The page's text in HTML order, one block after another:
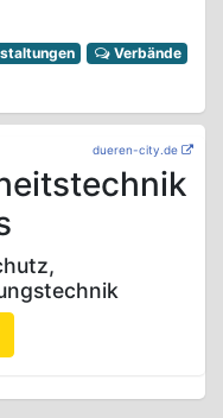
Verbände
dueren-city.de